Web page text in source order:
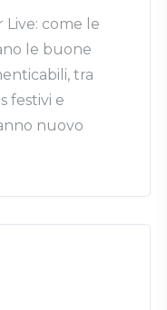
Live: come le
le buone
tra
festivi e
nuovo